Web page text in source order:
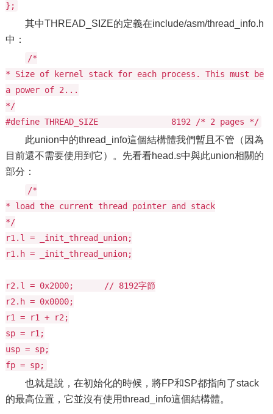
};
其中THREAD_SIZE的定義在include/asm/thread_info.h
中：
/*
* Size of kernel stack for each process. This must be
a power of 2...
*/
#define THREAD_SIZE 8192 /* 2 pages */
此union中的thread_info這個結構體我們暫且不管（因為
目前還不需要使用到它）。先看看head.s中與此union相關的
部分：
/*
* load the current thread pointer and stack
*/
r1.l = _init_thread_union;
r1.h = _init_thread_union;
r2.l = 0x2000; // 8192字節
r2.h = 0x0000;
r1 = r1 + r2;
sp = r1;
usp = sp;
fp = sp;
也就是說，在初始化的時候，將FP和SP都指向了stack
的最高位置，它並沒有使用thread_info這個結構體。